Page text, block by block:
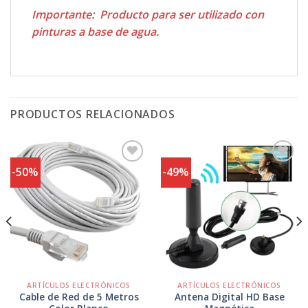
Importante: Producto para ser utilizado con
pinturas a base de agua.
PRODUCTOS RELACIONADOS
-50%
Agregar
a
Favoritos
ARTÍCULOS ELECTRÓNICOS
Cable de Red de 5 Metros
-49%
Agregar
a
Favoritos
ARTÍCULOS ELECTRÓNICOS
Antena Digital HD Base